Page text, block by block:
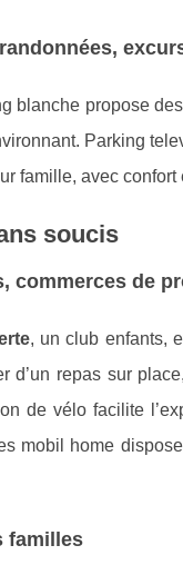
blanche propose
Parking
famille, avec confort
soucis
commerces de
, un club enfants,
repas sur
de vélo facilite
mobil home
familles